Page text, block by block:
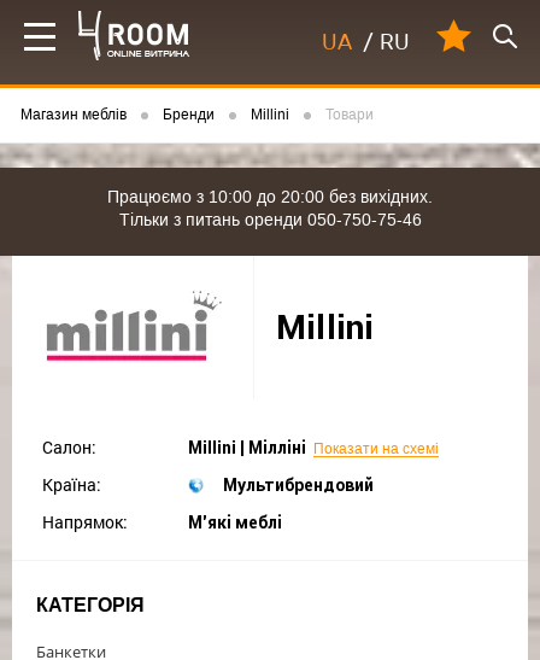
UA / RU
Магазин меблів Бренди Millini Товари
Працюємо з 10:00 до 20:00 без вихідних.
Тільки з питань оренди 050-750-75-46
Millini
Салон: Millini | Мілліні Показати на схемі
Країна: Мультибрендовий
Напрямок: М'які меблі
КАТЕГОРІЯ
Банкетки